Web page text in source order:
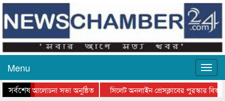
Menu
সর্বশেষআলোচনা সভা অনুষ্ঠিত
সিলেট অনলাইন প্রেসক্লাবের পুরস্কার